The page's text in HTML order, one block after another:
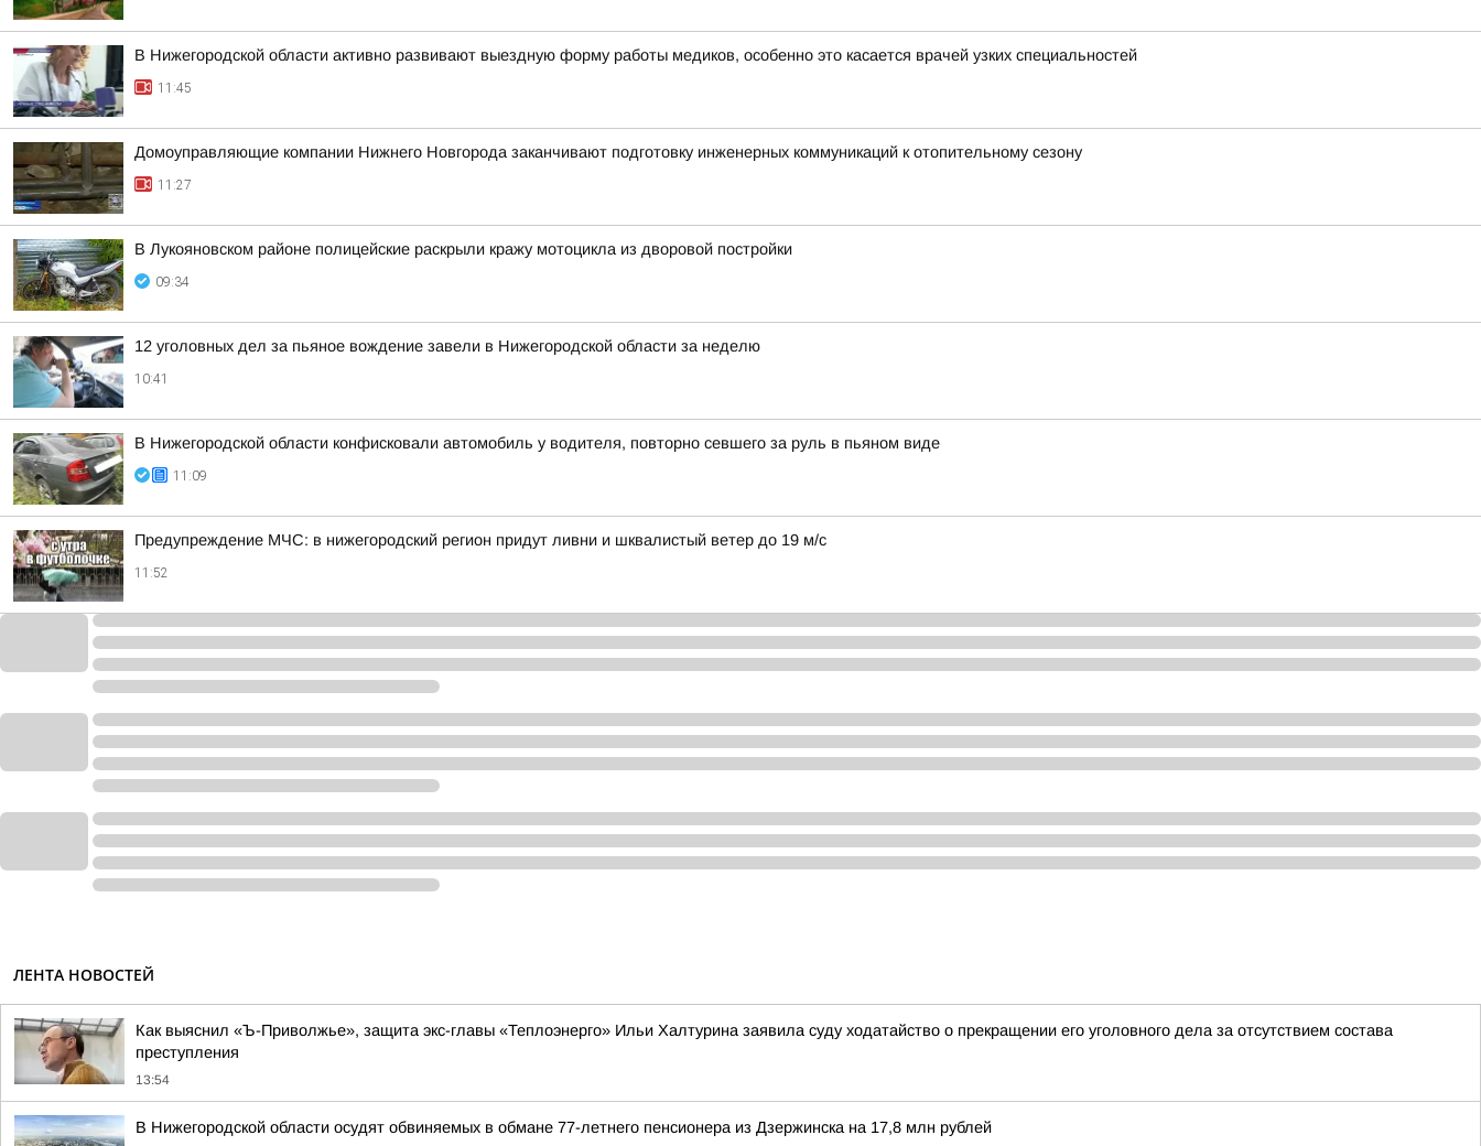
В Нижегородской области активно развивают выездную форму работы медиков, особенно это касается врачей узких специальностей
11:45
Домоуправляющие компании Нижнего Новгорода заканчивают подготовку инженерных коммуникаций к отопительному сезону
11:27
В Лукояновском районе полицейские раскрыли кражу мотоцикла из дворовой постройки
09:34
12 уголовных дел за пьяное вождение завели в Нижегородской области за неделю
10:41
В Нижегородской области конфисковали автомобиль у водителя, повторно севшего за руль в пьяном виде
11:09
Предупреждение МЧС: в нижегородский регион придут ливни и шквалистый ветер до 19 м/c
11:52
ЛЕНТА НОВОСТЕЙ
Как выяснил «Ъ-Приволжье», защита экс-главы «Теплоэнерго» Ильи Халтурина заявила суду ходатайство о прекращении его уголовного дела за отсутствием состава
преступления
13:54
В Нижегородской области осудят обвиняемых в обмане 77-летнего пенсионера из Дзержинска на 17,8 млн рублей